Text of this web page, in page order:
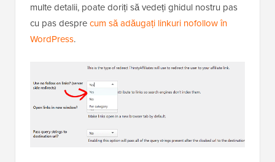
multe detalii, poate doriți să vedeți ghidul nostru pas
cu pas desprecum să adăugați linkuri nofollow în
WordPress.